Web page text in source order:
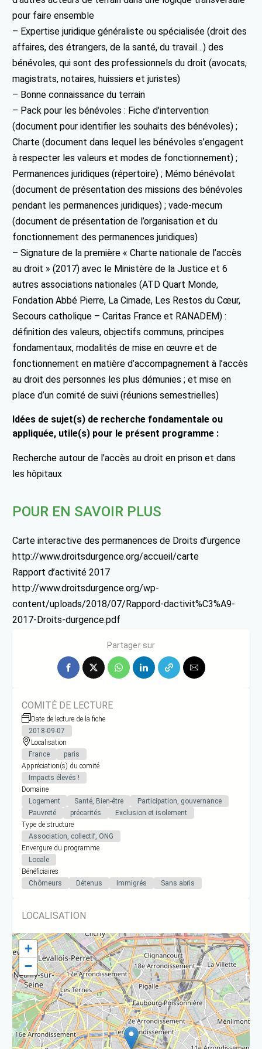
pour faire ensemble
– Expertise juridique généraliste ou spécialisée (droit des
affaires, des étrangers, de la santé, du travail…) des
bénévoles, qui sont des professionnels du droit (avocats,
magistrats, notaires, huissiers et juristes)
– Bonne connaissance du terrain
– Pack pour les bénévoles : Fiche d’intervention
(document pour identifier les souhaits des bénévoles) ;
Charte (document dans lequel les bénévoles s’engagent
à respecter les valeurs et modes de fonctionnement) ;
Permanences juridiques (répertoire) ; Mémo bénévolat
(document de présentation des missions des bénévoles
pendant les permanences juridiques) ; vade-mecum
(document de présentation de l’organisation et du
fonctionnement des permanences juridiques)
– Signature de la première « Charte nationale de l’accès
au droit » (2017) avec le Ministère de la Justice et 6
autres associations nationales (ATD Quart Monde,
Fondation Abbé Pierre, La Cimade, Les Restos du Cœur,
Secours catholique – Caritas France et RANADEM) :
définition des valeurs, objectifs communs, principes
fondamentaux, modalités de mise en œuvre et de
fonctionnement en matière d’accompagnement à l’accès
au droit des personnes les plus démunies ; et mise en
place d’un comité de suivi (réunions semestrielles)
Idées de sujet(s) de recherche fondamentale ou
appliquée, utile(s) pour le présent programme :
Recherche autour de l’accès au droit en prison et dans
les hôpitaux
POUR EN SAVOIR PLUS
Carte interactive des permanences de Droits d’urgence
http://www.droitsdurgence.org/accueil/carte
Rapport d’activité 2017
http://www.droitsdurgence.org/wp-
content/uploads/2018/07/Rappord-dactivit%C3%A9-
2017-Droits-durgence.pdf
Partager sur
COMITÉ DE LECTURE
Date de lecture de la fiche
2018-09-07
Localisation
France
paris
Appréciation(s) du comité
Impacts élevés !
Domaine
Logement
Santé, Bien-être
Participation, gouvernance
Pauvreté
précarités
Exclusion et isolement
Type de structure
Association, collectif, ONG
Envergure du programme
Locale
Bénéficiaires
Chômeurs
Détenus Immigrés Sans abris
LOCALISATION
+
−